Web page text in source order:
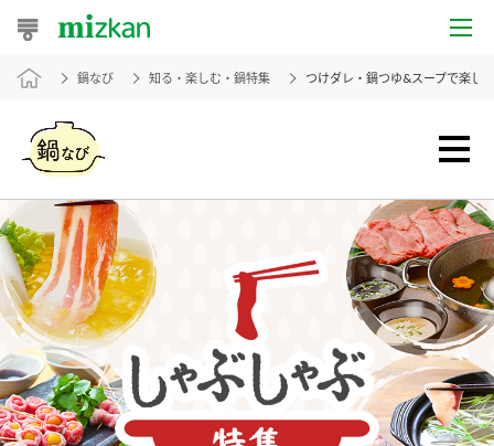
おうちレシピ
おすすめレシピ
レシピ特集
レシピカテゴリ一覧
商品からレシピを探す
レシピ名特集
鍋なび 知る・楽しむ・鍋特集 つけダレ・鍋つゆ&スープで楽し